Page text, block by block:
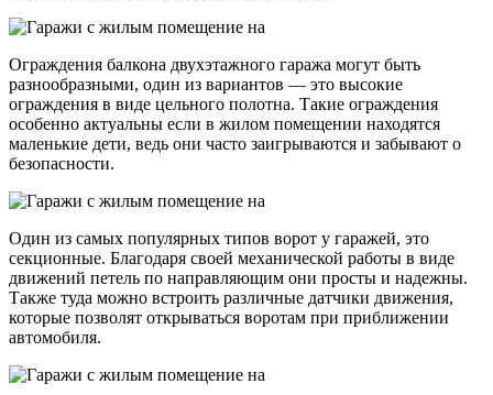
Ограждения балкона двухэтажного гаража могут быть
разнообразными, один из вариантов — это высокие
ограждения в виде цельного полотна. Такие ограждения
особенно актуальны если в жилом помещении находятся
маленькие дети, ведь они часто заигрываются и забывают о
безопасности.
Один из самых популярных типов ворот у гаражей, это
секционные. Благодаря своей механической работы в виде
движений петель по направляющим они просты и надежны.
Также туда можно встроить различные датчики движения,
которые позволят открываться воротам при приближении
автомобиля.